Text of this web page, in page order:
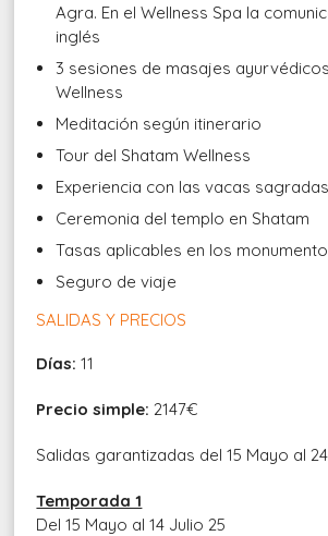
Agra. En el Wellness Spa la
inglés
3 sesiones de masajes
Wellness
Meditación según itinerario
Tour del Shatam Wellness
Experiencia con las vacas
Ceremonia del templo en Shatam
Tasas aplicables en los
Seguro de viaje
SALIDAS Y PRECIOS
Días: 11
Precio simple: 2147€
Salidas garantizadas del 15 Mayo al
Temporada 1
Del 15 Mayo al 14 Julio 25